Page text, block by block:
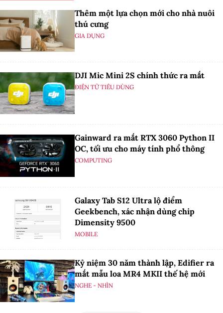
Thêm một lựa chọn mới cho nhà nuôi
thú cưng
GIA DỤNG
DJI Mic Mini 2S chính thức ra mắt
ĐIỆN TỬ TIÊU DÙNG
Gainward ra mắt RTX 3060 Python II
OC, tối ưu cho máy tính phổ thông
COMPUTING
Galaxy Tab S12 Ultra lộ điểm
Geekbench, xác nhận dùng chip
Dimensity 9500
MOBILE
Kỷ niệm 30 năm thành lập, Edifier ra
mắt mẫu loa MR4 MKII thế hệ mới
NGHE - NHÌN